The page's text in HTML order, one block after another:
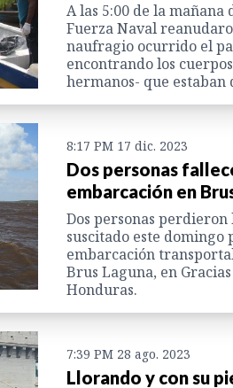
A las 5:00 de la
Fuerza Naval
naufragio ocurrido el
encontrando los
hermanos- que estaban
8:17 PM 17 dic. 2023
Dos personas
embarcación en
Dos personas
suscitado este
embarcación
Brus Laguna, en
Honduras.
7:39 PM 28 ago. 2023
Llorando y con su